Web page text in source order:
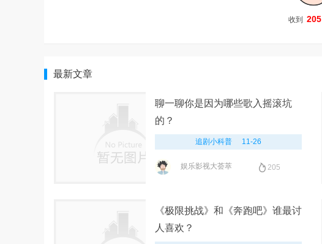
收到 205
最新文章
聊一聊你是因为哪些歌入摇滚坑
的？
追剧小科普 11-26
娱乐影视大荟萃 205
《极限挑战》和《奔跑吧》谁最讨
人喜欢？